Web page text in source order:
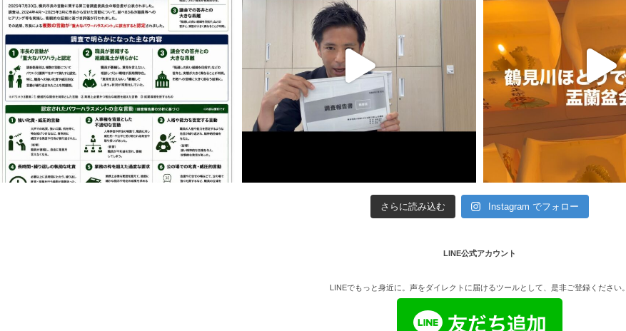
さらに読み込む Instagram でフォロー
LINE公式アカウント
LINEでもっと身近に。声をダイレクトに届けるツールとして、是非ご登録ください。